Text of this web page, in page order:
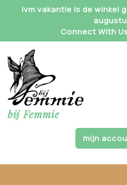
Ivm vakantie is de winkel
Connect With
bij Femmie
mijn